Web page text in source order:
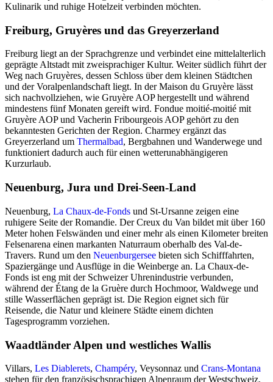
Kulinarik und ruhige Hotelzeit verbinden möchten.
Freiburg, Gruyères und das Greyerzerland
Freiburg liegt an der Sprachgrenze und verbindet eine mittelalterlich
geprägte Altstadt mit zweisprachiger Kultur. Weiter südlich führt der
Weg nach Gruyères, dessen Schloss über dem kleinen Städtchen
und der Voralpenlandschaft liegt. In der Maison du Gruyère lässt
sich nachvollziehen, wie Gruyère AOP hergestellt und während
mindestens fünf Monaten gereift wird. Fondue moitié-moitié mit
Gruyère AOP und Vacherin Fribourgeois AOP gehört zu den
bekanntesten Gerichten der Region. Charmey ergänzt das
Greyerzerland um Thermalbad, Bergbahnen und Wanderwege und
funktioniert dadurch auch für einen wetterunabhängigeren
Kurzurlaub.
Neuenburg, Jura und Drei-Seen-Land
Neuenburg, La Chaux-de-Fonds und St-Ursanne zeigen eine
ruhigere Seite der Romandie. Der Creux du Van bildet mit über 160
Meter hohen Felswänden und einer mehr als einen Kilometer breiten
Felsenarena einen markanten Naturraum oberhalb des Val-de-
Travers. Rund um den Neuenburgersee bieten sich Schifffahrten,
Spaziergänge und Ausflüge in die Weinberge an. La Chaux-de-
Fonds ist eng mit der Schweizer Uhrenindustrie verbunden,
während der Étang de la Gruère durch Hochmoor, Waldwege und
stille Wasserflächen geprägt ist. Die Region eignet sich für
Reisende, die Natur und kleinere Städte einem dichten
Tagesprogramm vorziehen.
Waadtländer Alpen und westliches Wallis
Villars, Les Diablerets, Champéry, Veysonnaz und Crans-Montana
stehen für den französischsprachigen Alpenraum der Westschweiz.